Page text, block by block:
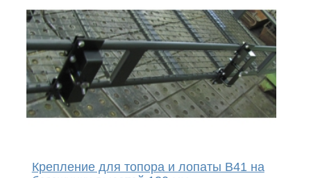
Крепление для топора и лопаты B41 на